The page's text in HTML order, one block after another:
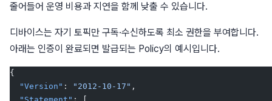
줄어들어 운영 비용과 지연을 함께 낮출 수 있습니다.
디바이스는 자기 토픽만 구독·수신하도록 최소 권한을 부여합니다.
아래는 인증이 완료되면 발급되는 Policy의 예시입니다.
{
  "Version"
: "2012-10-17" ,